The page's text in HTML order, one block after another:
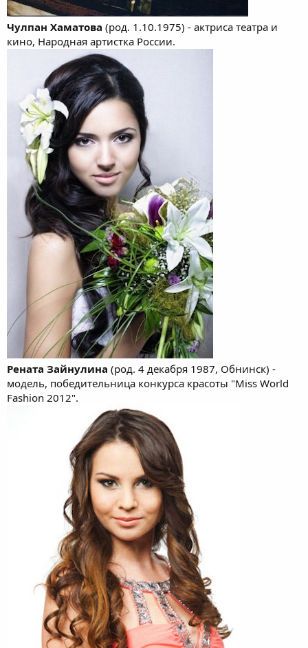
Чулпан Хаматова (род. 1.10.1975) - актриса театра и
кино, Народная артистка России.
Рената Зайнулина (род. 4 декабря 1987, Обнинск) -
модель, победительница конкурса красоты "Miss World
Fashion 2012".